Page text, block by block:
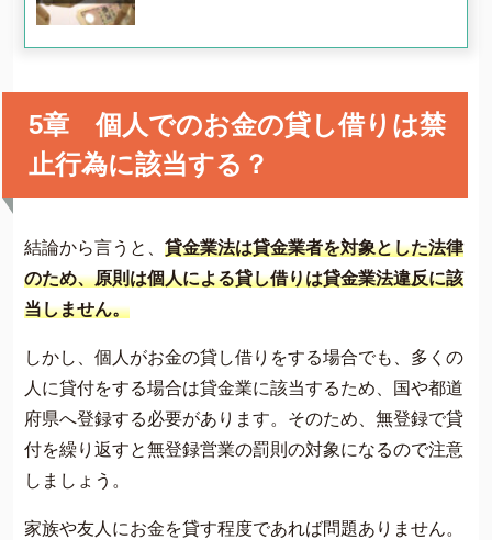
5章 個人でのお金の貸し借りは禁
止行為に該当する？
結論から言うと、 貸金業法は貸金業者を対象とした法律
のため、原則は個人による貸し借りは貸金業法違反に該
当しません。
しかし、個人がお金の貸し借りをする場合でも、多くの
人に貸付をする場合は貸金業に該当するため、国や都道
府県へ登録する必要があります。そのため、無登録で貸
付を繰り返すと無登録営業の罰則の対象になるので注意
しましょう。
家族や友人にお金を貸す程度であれば問題ありません。